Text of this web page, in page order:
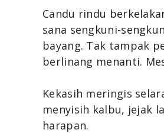
Candu rindu
sana sengkuni-
bayang. Tak tampak
berlinang menanti.
Kekasih meringis
menyisih kalbu, jejak
harapan.